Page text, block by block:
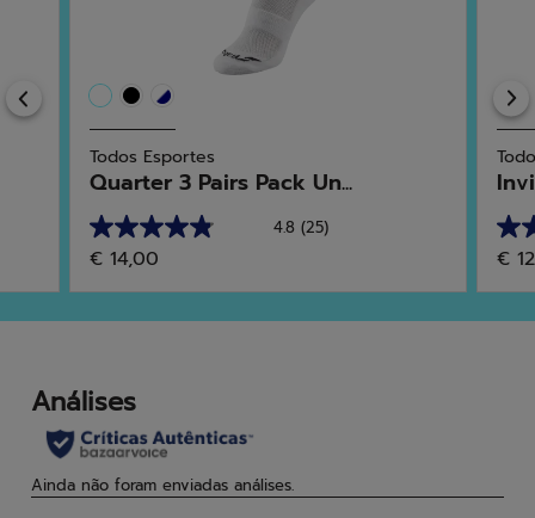
Previous
Todos Esportes
Quarter 3 Pairs Pack Un...
4.8 (25)
4.8
em
5
estrelas.
análises
€ 14,00
4.7
em
5
€